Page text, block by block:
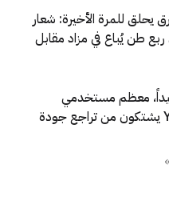
يحلق للمرة الأخيرة: شعار
ربع طن يُباع في مزاد مقابل
معظم مستخدمي
YouTube يشتكون من تراجع جودة